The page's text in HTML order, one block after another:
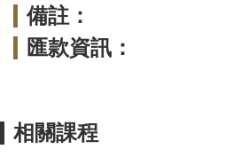
備註：
匯款資訊：
相關課程